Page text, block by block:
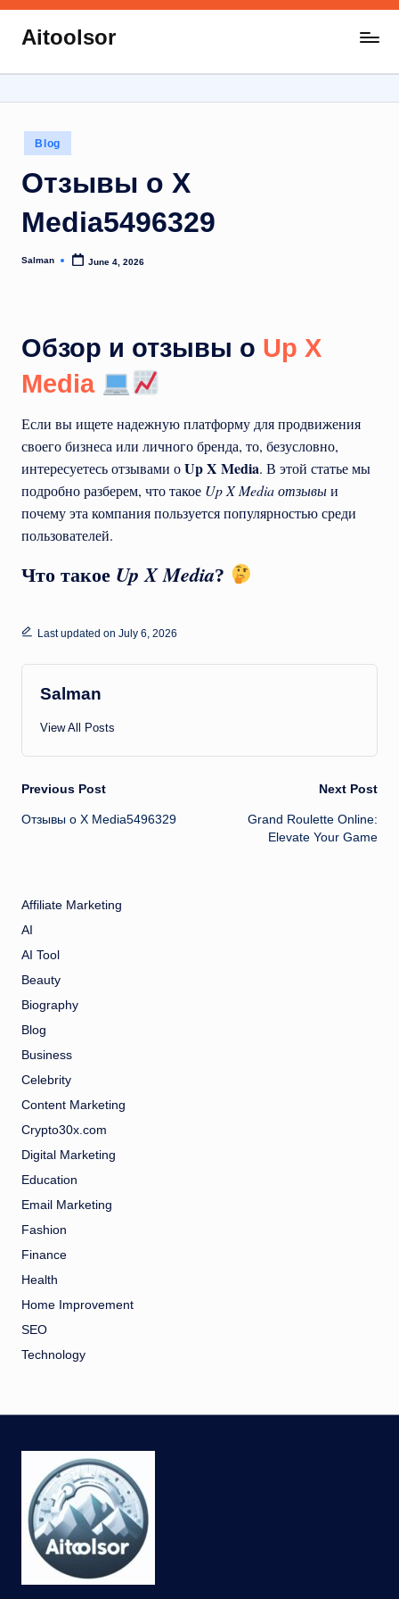
Skip
content
Aitoolsor
about
Digital
Marketing
Posted
in
Blog
Отзывы о X
Media5496329
Posted
Salman June 4, 2026
Обзор и отзывы о Up X
Media
Если вы ищете надежную платформу для продвижения
своего бизнеса или личного бренда, то, безусловно,
интересуетесь отзывами оUp X Media. В этой статье мы
подробно разберем, что такое Up X Media отзывыи
почему эта компания пользуется популярностью среди
пользователей.
Что такое Up X Media?
Last updated on July 6, 2026
Salman
View All Posts
Post
navigation
Previous Post
Отзывы о X Media5496329
Next Post
Grand Roulette Online:
Elevate Your Game
Affiliate Marketing
AI
AI Tool
Beauty
Biography
Blog
Business
Celebrity
Content Marketing
Crypto30x.com
Digital Marketing
Education
Email Marketing
Fashion
Finance
Health
Home Improvement
SEO
Technology